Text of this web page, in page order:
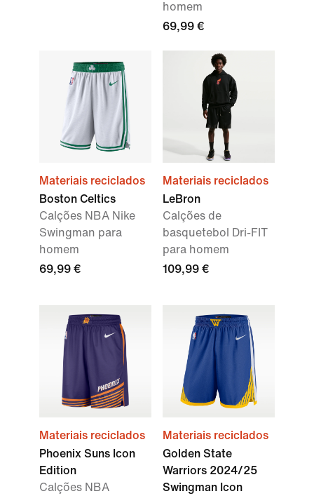
homem
69,99 €
Materiais reciclados
Boston Celtics
Calções NBA Nike
Swingman para
homem
69,99 €
Materiais reciclados
LeBron
Calções de
basquetebol Dri-FIT
para homem
109,99 €
Materiais reciclados
Phoenix Suns Icon
Edition
Calções NBA
Materiais reciclados
Golden State
Warriors 2024/25
Swingman Icon